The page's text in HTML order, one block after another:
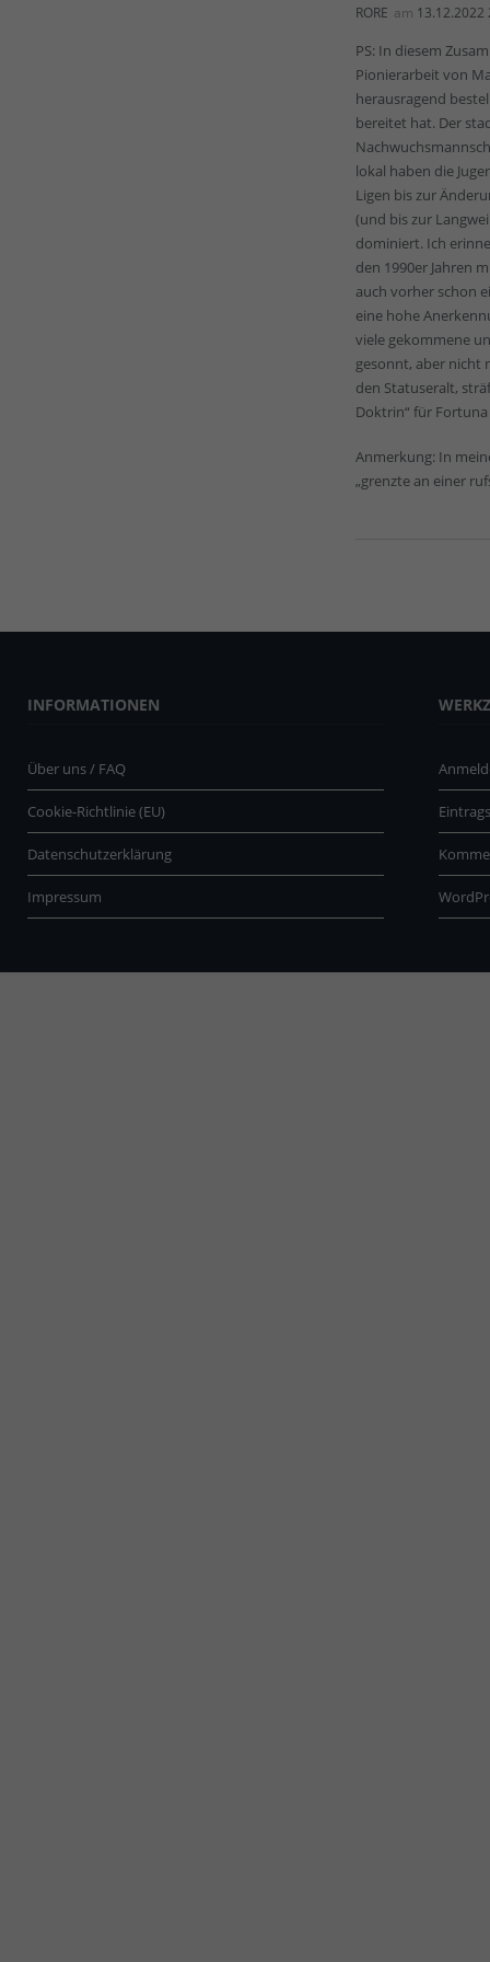
RORE am 13.12.2022
PS: In diesem
Pionierarbeit von
herausragend
bereitet hat. Der
lokal haben die
Ligen bis zur
(und bis zur
dominiert. Ich
den 1990er Jahren
auch vorher schon
eine hohe
viele gekommene
gesonnt, aber nicht
den Statuseralt,
Doktrin“ für
Anmerkung: In
„grenzte an einer
INFORMATIONEN
Über uns / FAQ
Cookie-Richtlinie (EU)
Datenschutzerklärung
Impressum